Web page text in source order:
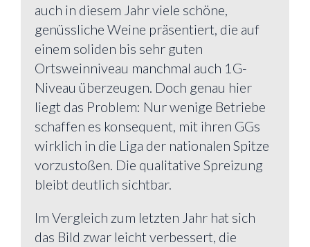
auch in diesem Jahr viele schöne,
genüssliche Weine präsentiert, die auf
einem soliden bis sehr guten
Ortsweinniveau manchmal auch 1G-
Niveau überzeugen. Doch genau hier
liegt das Problem: Nur wenige Betriebe
schaffen es konsequent, mit ihren GGs
wirklich in die Liga der nationalen Spitze
vorzustoßen. Die qualitative Spreizung
bleibt deutlich sichtbar.
Im Vergleich zum letzten Jahr hat sich
das Bild zwar leicht verbessert, die